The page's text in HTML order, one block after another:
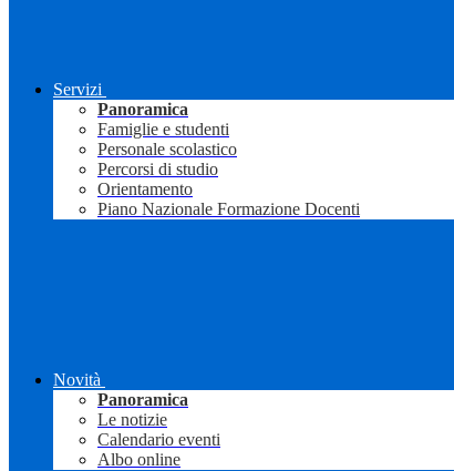
Servizi
Panoramica
Famiglie e studenti
Personale scolastico
Percorsi di studio
Orientamento
Piano Nazionale Formazione Docenti
Novità
Panoramica
Le notizie
Calendario eventi
Albo online